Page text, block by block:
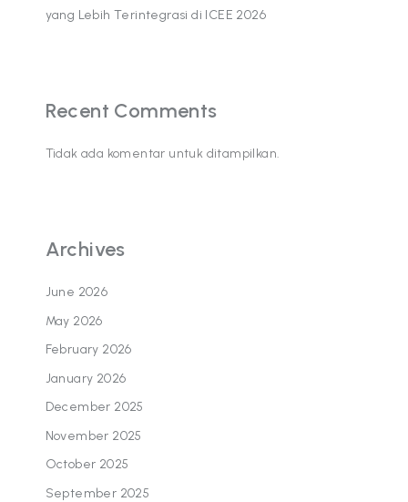
yang Lebih Terintegrasi di ICEE 2026
Recent Comments
Tidak ada komentar untuk ditampilkan.
Archives
June 2026
May 2026
February 2026
January 2026
December 2025
November 2025
October 2025
September 2025